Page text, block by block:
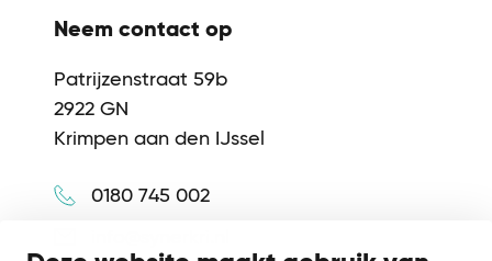
Neem contact op
Patrijzenstraat 59b
2922 GN
Krimpen aan den IJssel
0180 745 002